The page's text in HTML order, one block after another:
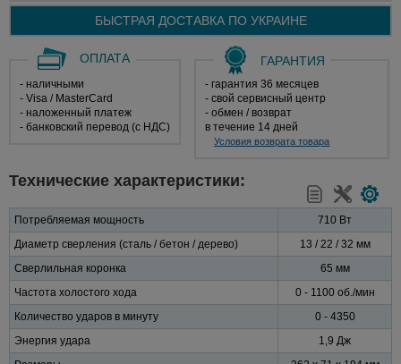
БЫСТРАЯ ДОСТАВКА ПО УКРАИНЕ
ОПЛАТА
- наличными
- Visa / MasterCard
- наложенный платеж
- банковский перевод (с НДС)
ГАРАНТИЯ
- гарантия 36 месяцев
- свой сервисный центр
- обмен / возврат
в течение 14 дней
Условия возврата товара
Технические характеристики:
Потребляемая мощность
710 Вт
Диаметр сверления (сталь / бетон / дерево)
13 / 22 / 32 мм
Сверлильная коронка
65 мм
Частота холостого хода
0 - 1100 об./мин
Количество ударов в минуту
0 - 4350
Энергия удара
1,9 Дж